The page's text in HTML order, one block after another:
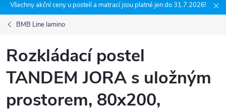
Všechny akční ceny u postelí a matrací jsou platné jen do 31.7.2026!
BMB Line lamino
Rozkládací postel
TANDEM JORA s uložným
prostorem, 80x200,